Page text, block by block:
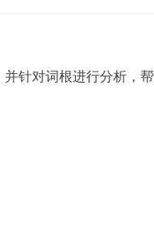
针对词根进行分析，帮